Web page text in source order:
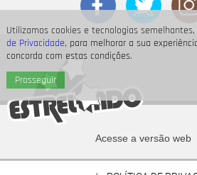
Utilizamos cookies e tecnologias
de Privacidade, para melhorar a sua
concorda com estas condições.
Prosseguir
Acesse a versão web